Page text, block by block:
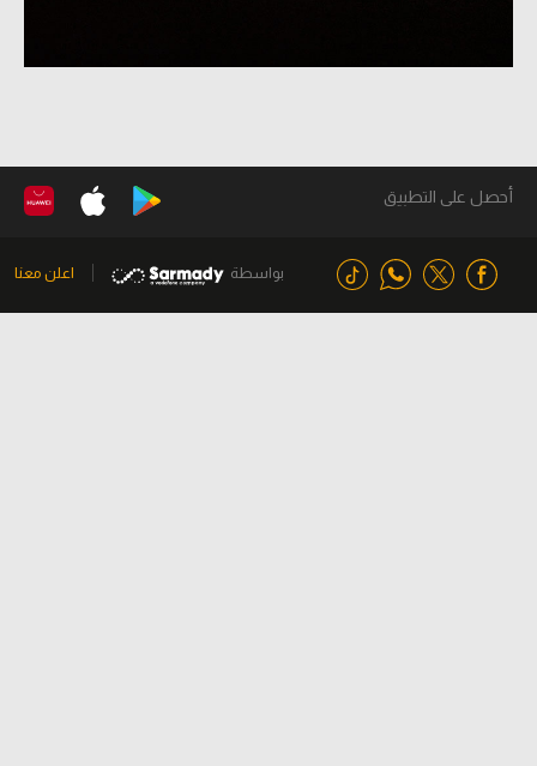
أحصل على التطبيق
بواسطة اعلن معنا